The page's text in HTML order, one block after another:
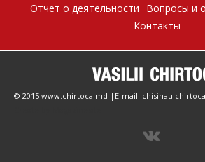
Отчет о деятельности
Вопросы и
Контакты
© 2015 www.chirtoca.md |E-mail: